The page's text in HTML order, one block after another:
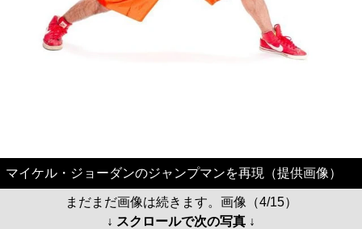
マイケル・ジョーダンのジャンプマンを再現（提供画像）
まだまだ画像は続きます。画像（4/15）
↓ スクロールで次の写真 ↓